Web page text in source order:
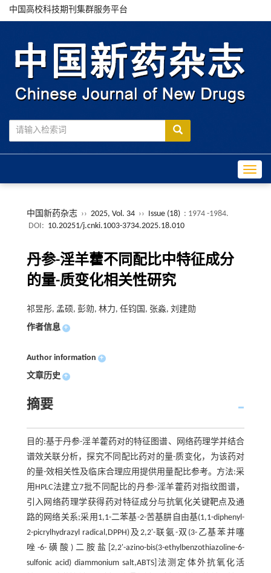
中国高校科技期刊集群服务平台
中国新药杂志 ›› 2025, Vol. 34 ›› Issue (18) : 1974 -1984.
DOI: 10.20251/j.cnki.1003-3734.2025.18.010
丹参-淫羊藿不同配比中特征成分
的量-质变化相关性研究
祁昱彤, 孟硕, 彭勍, 林力, 任钧国, 张淼, 刘建勋
作者信息 +
Author information +
文章历史 +
摘要
目的:基于丹参-淫羊藿药对的特征图谱、网络药理学并结合
谱效关联分析，探究不同配比药对的量-质变化，为该药对
的量-效相关性及临床合理应用提供用量配比参考。方法:采
用HPLC法建立7批不同配比的丹参-淫羊藿药对指纹图谱，
引入网络药理学获得药对特征成分与抗氧化关键靶点及通
路的网络关系;采用1,1-二苯基-2-苦基肼自由基(1,1-diphenyl-
2-picrylhydrazyl radical,DPPH)及2,2'-联氨-双(3-乙基苯并噻
唑-6-磺酸)二胺盐[2,2'-azino-bis(3-ethylbenzothiazoline-6-
sulfonic acid) diammonium salt,ABTS]法测定体外抗氧化活